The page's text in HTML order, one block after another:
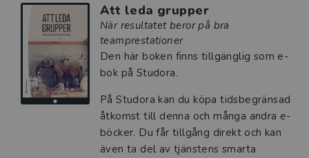
Att leda grupper
När resultatet beror på bra
teamprestationer
Den här boken finns tillgänglig som e-
bok på Studora.
På Studora kan du köpa tidsbegränsad
åtkomst till denna och många andra e-
böcker. Du får tillgång direkt och kan
även ta del av tjänstens smarta